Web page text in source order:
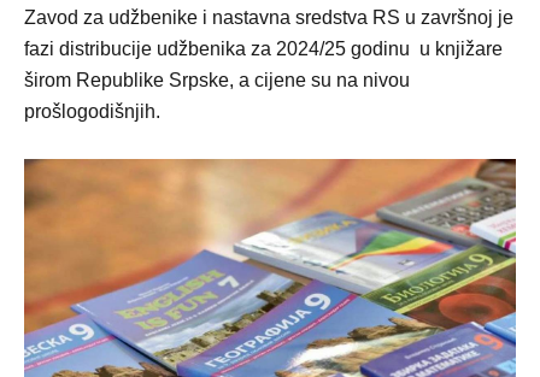
Zavod za udžbenike i nastavna sredstva RS u završnoj je
fazi distribucije udžbenika za 2024/25 godinu u knjižare
širom Republike Srpske, a cijene su na nivou
prošlogodišnjih.